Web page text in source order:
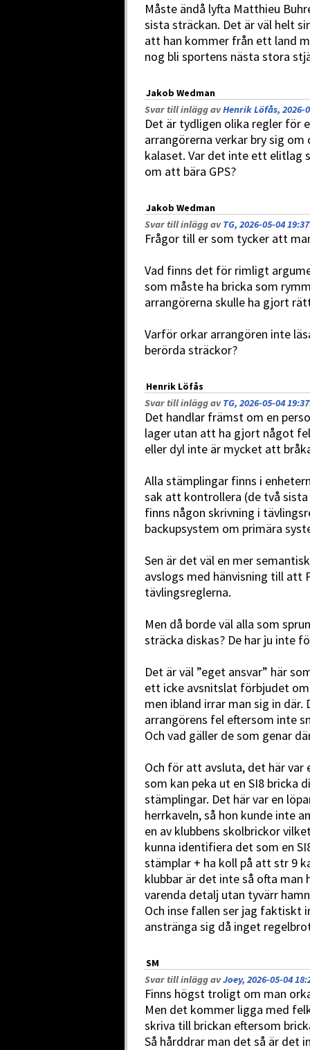
Måste ändå lyfta Matthieu
sista sträckan. Det är väl helt
att han kommer från ett land
nog bli sportens nästa stora
Jakob Wedman
Svar till inlägg avHenrik Löfås, 2026-
Det är tydligen olika regler för
arrangörerna verkar bry sig
kalaset. Var det inte ett
om att bära GPS?
Jakob Wedman
Svar till inlägg avTG, 2026-05-04 19:37
Frågor till er som tycker att
Vad finns det för rimligt
som måste ha bricka som
arrangörerna skulle ha gjort
Varför orkar arrangören inte
berörda sträckor?
Henrik Löfås
Svar till inlägg avTG, 2026-05-04 19:37
Det handlar främst om en
lager utan att ha gjort något
eller dyl inte är mycket att
Alla stämplingar finns i
sak att kontrollera (de två
finns någon skrivning i
backupsystem om primära
Sen är det väl en mer
avslogs med hänvisning till att
tävlingsreglerna.
Men då borde väl alla som
sträcka diskas? De har ju inte
Det är väl ”eget ansvar” här
ett icke avsnitslat förbjudet
men ibland irrar man sig in
arrangörens fel eftersom inte
Och vad gäller de som genar
Och för att avsluta, det här
som kan peka ut en SI8 bricka
stämplingar. Det här var en
herrkaveln, så hon kunde inte
en av klubbens skolbrickor
kunna identifiera det som en
stämplar + ha koll på att str 9
klubbar är det inte så ofta man
varenda detalj utan tyvärr
Och inse fallen ser jag faktiskt
anstränga sig då inget
SM
Svar till inlägg avJoey, 2026-05-04
Finns högst troligt om man
Men det kommer ligga med
skriva till brickan eftersom
Så hårddrar man det så är det